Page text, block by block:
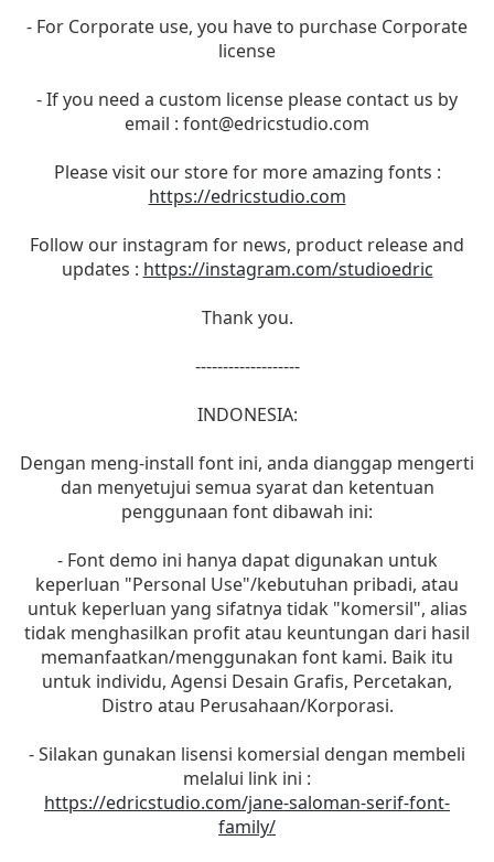
- For Corporate use, you have to purchase Corporate
license
- If you need a custom license please contact us by
email : font@edricstudio.com
Please visit our store for more amazing fonts :
https://edricstudio.com
Follow our instagram for news, product release and
updates : https://instagram.com/studioedric
Thank you.
-------------------
INDONESIA:
Dengan meng-install font ini, anda dianggap mengerti
dan menyetujui semua syarat dan ketentuan
penggunaan font dibawah ini:
- Font demo ini hanya dapat digunakan untuk
keperluan "Personal Use"/kebutuhan pribadi, atau
untuk keperluan yang sifatnya tidak "komersil", alias
tidak menghasilkan profit atau keuntungan dari hasil
memanfaatkan/menggunakan font kami. Baik itu
untuk individu, Agensi Desain Grafis, Percetakan,
Distro atau Perusahaan/Korporasi.
- Silakan gunakan lisensi komersial dengan membeli
melalui link ini :
https://edricstudio.com/jane-saloman-serif-font-
family/